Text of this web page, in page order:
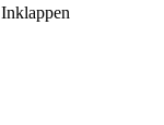
Inklappen